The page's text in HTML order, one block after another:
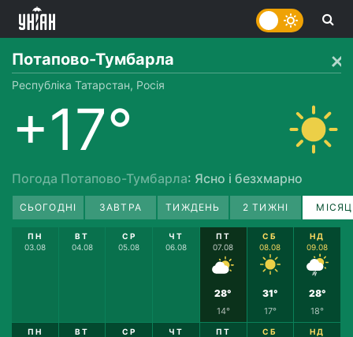
Потапово-Тумбарла
Республіка Татарстан, Росія
+17°
Погода Потапово-Тумбарла: Ясно і безхмарно
СЬОГОДНІ ЗАВТРА ТИЖДЕНЬ 2 ТИЖНІ
ПН
03.08
ВТ
04.08
СР
05.08
ЧТ
06.08
ПТ
07.08
28°
14°
СБ
08.08
31°
17°
НД
09.08
28°
18°
ПН
ВТ
СР
ЧТ
ПТ
СБ
НД